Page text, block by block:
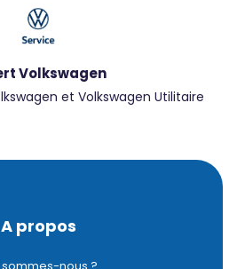
Volkswagen
et Volkswagen Utilitaire
A propos